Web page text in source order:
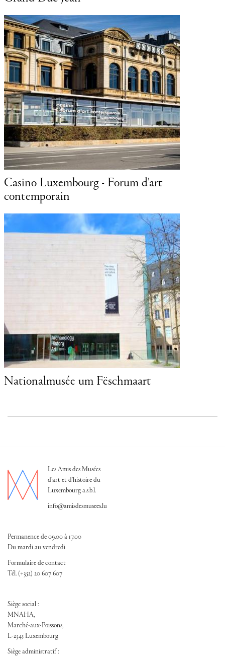
Musée Dräi Eecheen (Musée de la
forteresse)
Villa Vauban - Musée d'art de la Ville de
Luxembourg
Les Amis des Musées
d'art et d'histoire du
Luxembourg a.s.b.l.
info@amisdesmusees.lu
Permanence de 09.00 à 17.00
Du mardi au vendredi
Formulaire de contact
Tél. (+352) 20 607 607
Siège social :
MNAHA,
Marché-aux-Poissons,
L-2345 Luxembourg
Siège administratif :